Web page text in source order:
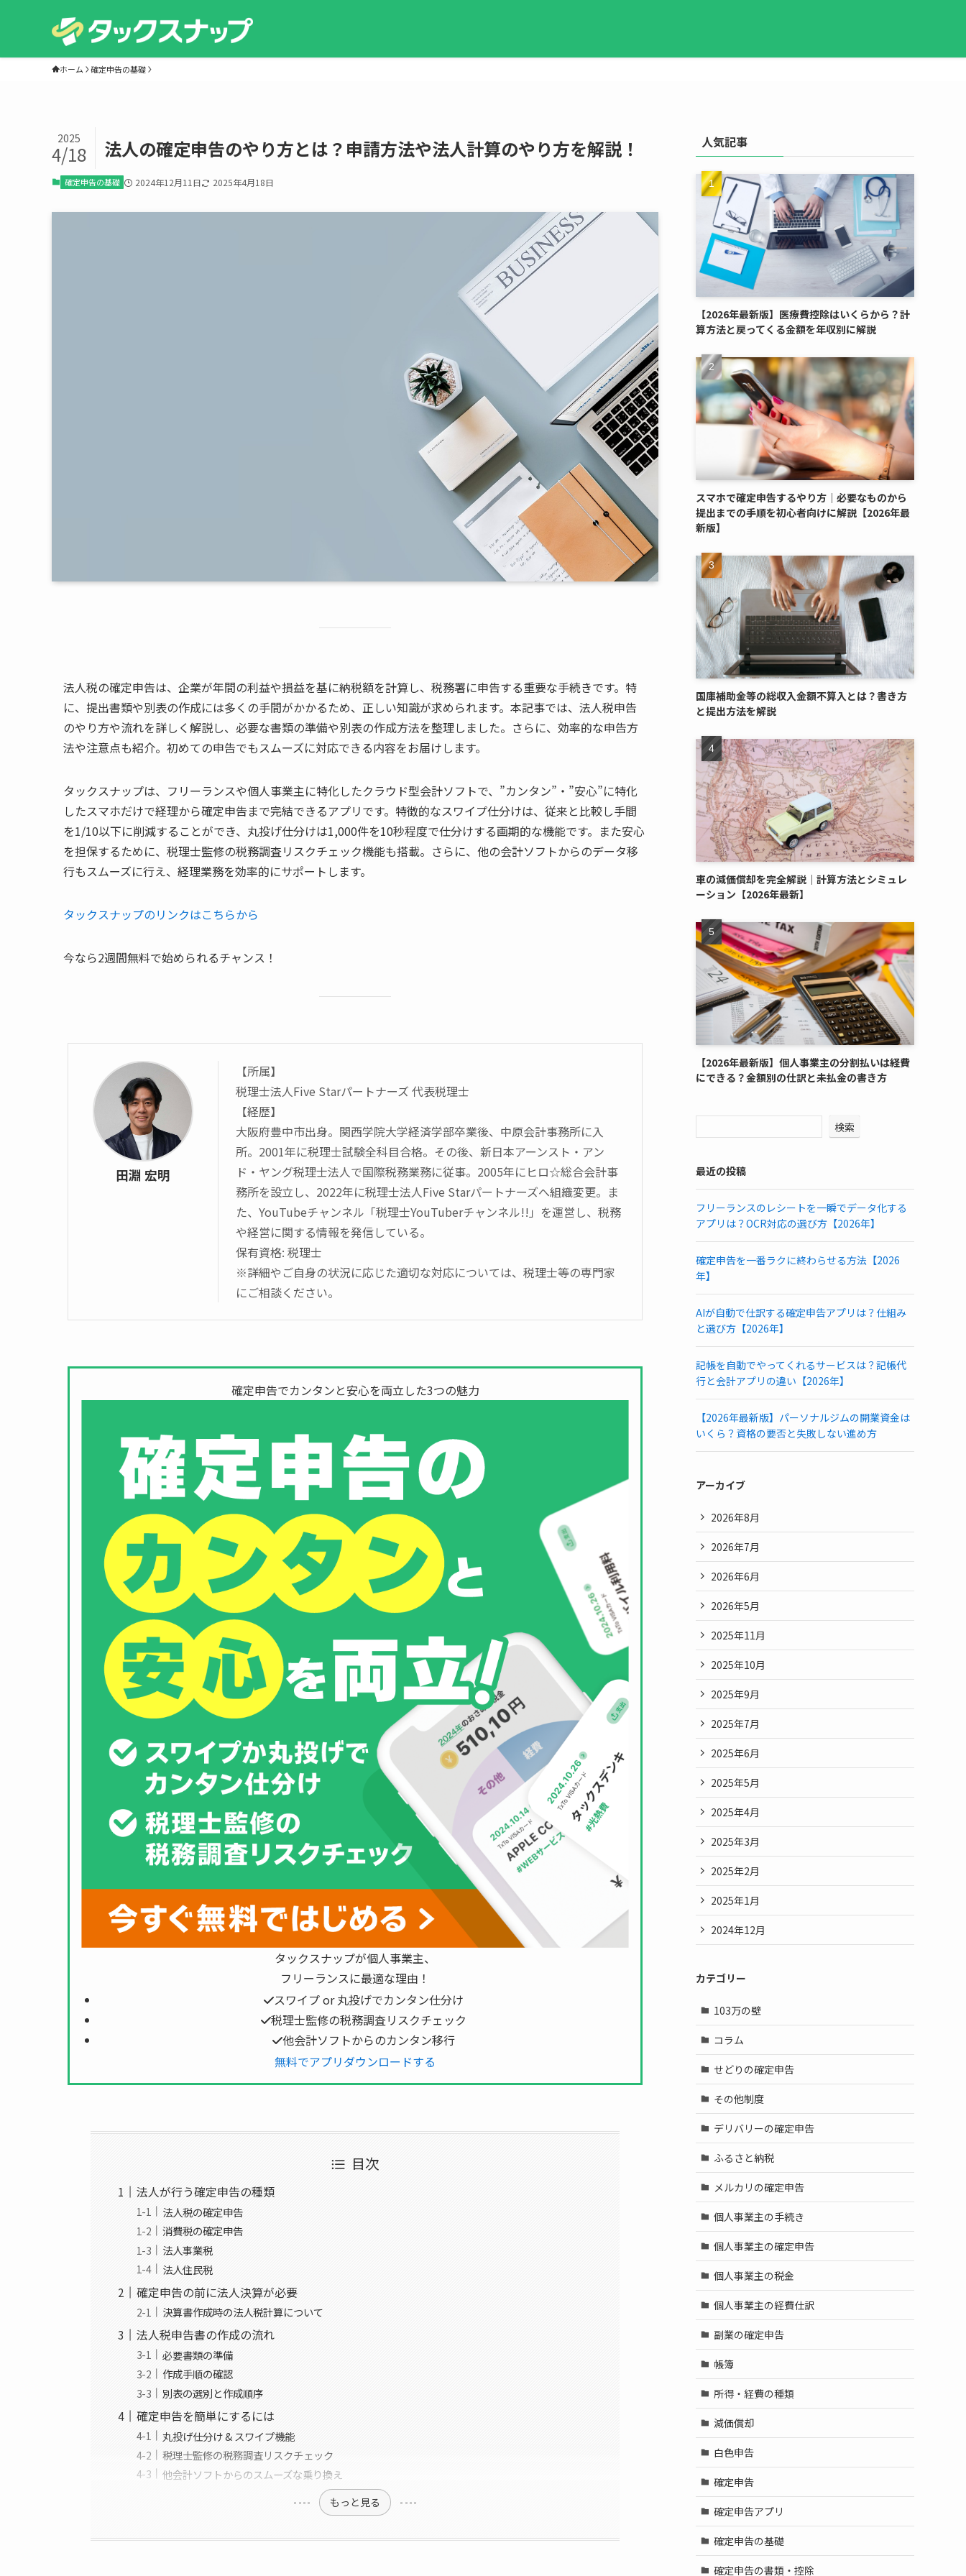
ホーム 確定申告の基礎
法人の確定申告のやり方とは？申請方法や法人計算のやり方を解説！
2025
4/18
確定申告の基礎 2024年12月11日 2025年4月18日
法人税の確定申告は、企業が年間の利益や損益を基に納税額を計算し、税務署に申告する重要な手続きです。特
に、提出書類や別表の作成には多くの手間がかかるため、正しい知識が求められます。本記事では、法人税申告
のやり方や流れを詳しく解説し、必要な書類の準備や別表の作成方法を整理しました。さらに、効率的な申告方
法や注意点も紹介。初めての申告でもスムーズに対応できる内容をお届けします。
タックスナップは、フリーランスや個人事業主に特化したクラウド型会計ソフトで、”カンタン”・”安心”に特化
したスマホだけで経理から確定申告まで完結できるアプリです。特徴的なスワイプ仕分けは、従来と比較し手間
を1/10以下に削減することができ、丸投げ仕分けは1,000件を10秒程度で仕分けする画期的な機能です。また安心
を担保するために、税理士監修の税務調査リスクチェック機能も搭載。さらに、他の会計ソフトからのデータ移
行もスムーズに行え、経理業務を効率的にサポートします。
タックスナップのリンクはこちらから
今なら2週間無料で始められるチャンス！
田淵 宏明
【所属】
税理士法人Five Starパートナーズ 代表税理士
【経歴】
大阪府豊中市出身。関西学院大学経済学部卒業後、中原会計事務所に入
所。2001年に税理士試験全科目合格。その後、新日本アーンスト・アン
ド・ヤング税理士法人で国際税務業務に従事。2005年にヒロ☆総合会計事
務所を設立し、2022年に税理士法人Five Starパートナーズへ組織変更。ま
た、YouTubeチャンネル「税理士YouTuberチャンネル!!」を運営し、税務
や経営に関する情報を発信している。
保有資格: 税理士
※詳細やご自身の状況に応じた適切な対応については、税理士等の専門家
にご相談ください。
確定申告でカンタンと安心を両立した3つの魅力
タックスナップが個人事業主、
フリーランスに最適な理由！
スワイプ or 丸投げでカンタン仕分け
税理士監修の税務調査リスクチェック
他会計ソフトからのカンタン移行
無料でアプリダウンロードする
目次
法人が行う確定申告の種類
法人税の確定申告
消費税の確定申告
法人事業税
法人住民税
確定申告の前に法人決算が必要
決算書作成時の法人税計算について
法人税申告書の作成の流れ
必要書類の準備
作成手順の確認
別表の選別と作成順序
確定申告を簡単にするには
丸投げ仕分け & スワイプ機能
税理士監修の税務調査リスクチェック
他会計ソフトからのスムーズな乗り換え
もっと見る
人気記事
【2026年最新版】医療費控除はいくらから？計
算方法と戻ってくる金額を年収別に解説
スマホで確定申告するやり方｜必要なものから
提出までの手順を初心者向けに解説【2026年最
新版】
国庫補助金等の総収入金額不算入とは？書き方
と提出方法を解説
車の減価償却を完全解説｜計算方法とシミュレ
ーション【2026年最新】
【2026年最新版】個人事業主の分割払いは経費
にできる？金額別の仕訳と未払金の書き方
検索
最近の投稿
フリーランスのレシートを一瞬でデータ化する
アプリは？OCR対応の選び方【2026年】
確定申告を一番ラクに終わらせる方法【2026
年】
AIが自動で仕訳する確定申告アプリは？仕組み
と選び方【2026年】
記帳を自動でやってくれるサービスは？記帳代
行と会計アプリの違い【2026年】
【2026年最新版】パーソナルジムの開業資金は
いくら？資格の要否と失敗しない進め方
アーカイブ
2026年8月
2026年7月
2026年6月
2026年5月
2025年11月
2025年10月
2025年9月
2025年7月
2025年6月
2025年5月
2025年4月
2025年3月
2025年2月
2025年1月
2024年12月
カテゴリー
103万の壁
コラム
せどりの確定申告
その他制度
デリバリーの確定申告
ふるさと納税
メルカリの確定申告
個人事業主の手続き
個人事業主の確定申告
個人事業主の税金
個人事業主の経費仕訳
副業の確定申告
帳簿
所得・経費の種類
減価償却
白色申告
確定申告
確定申告アプリ
確定申告の基礎
確定申告の書類・控除